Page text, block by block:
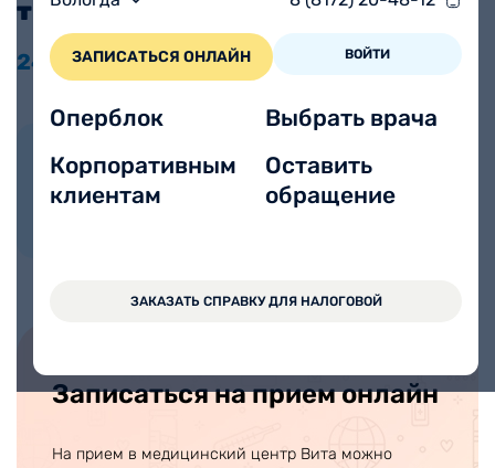
ЗАПИСАТЬСЯ ОНЛАЙН ВОЙТИ
Оперблок
Корпоративным
клиентам
Выбрать врача
Оставить
обращение
ЗАКАЗАТЬ СПРАВКУ ДЛЯ НАЛОГОВОЙ
тревогу?
24.082023
Время прочтения
3 минуты
Просмотров 7537
Аксентьева Мария
Васильевна
Записаться на прием онлайн
На прием в медицинский центр Вита можно